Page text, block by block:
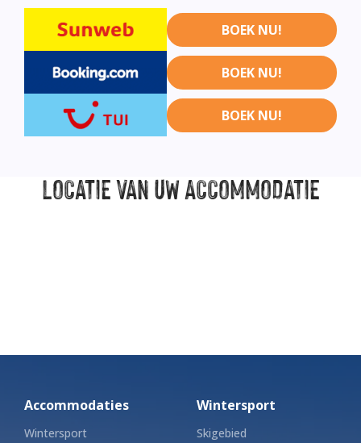
BOEK NU!
BOEK NU!
BOEK NU!
LOCATIE VAN UW ACCOMMODATIE
Accommodaties
Wintersport
Wintersport
Skigebied